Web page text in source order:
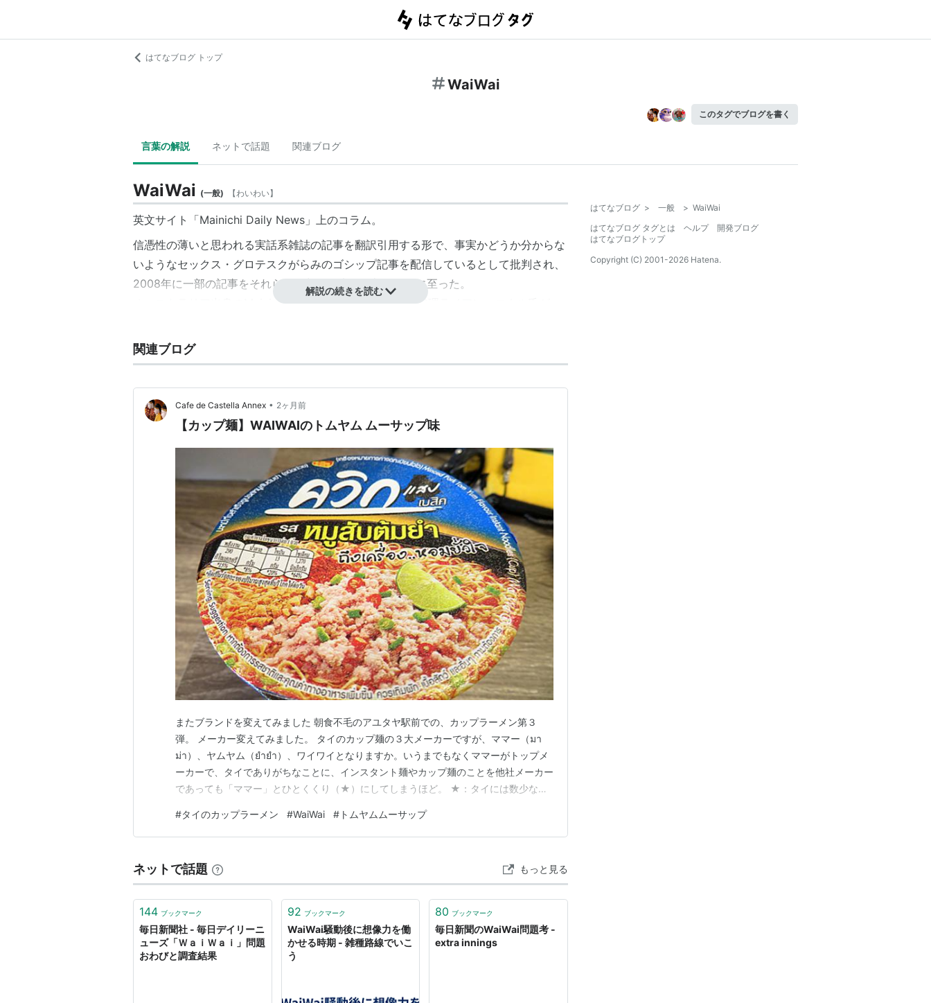
はてなブログ トップ
WaiWai
このタグでブログを書く
言葉の解説 ネットで話題 関連ブログ
WaiWai (一般) 【わいわい】
英文サイト「Mainichi Daily News」上のコラム。
信憑性の薄いと思われる実話系雑誌の記事を翻訳引用する形で、事実かどうか分からな
いようなセックス・グロテスクがらみのゴシップ記事を配信しているとして批判され、
2008年に一部の記事をそれらの批判に配慮して削除するに至った。
オーストラリア出身のMainichi Daily News(MDN)編集長代理
http://mdn.mainichi.jp/culture/waiwai/
http://www9.atwiki.jp/mainichiwaiwai/
2008年6月21日から22日にかけて、waiwaiは全面的に閉鎖され、最後のメッセージと
Notice
MDN readers,
Some readers pointed out that various articles published in the WaiWai
column were inappropriate content for the Mainichi Daily News. We
respond to this criticism by halting publication of this column. We plan
to start a column with a new concept to replace WaiWai in the future.
Thank you for your understanding.
Mainichi Daily News
との告知が掲載された。
解説の続きを読む
関連ブログ
Cafe de Castella Annex • 2ヶ月前
【カップ麺】WAIWAIのトムヤム ムーサップ味
またブランドを変えてみました 朝食不毛のアユタヤ駅前での、カップラーメン第３
弾。 メーカー変えてみました。 タイのカップ麺の３大メーカーですが、ママー（มา
ม่า）、ヤムヤム（ยำยำ）、ワイワイとなりますか。いうまでもなくママーがトップメ
ーカーで、タイでありがちなことに、インスタント麺やカップ麺のことを他社メーカー
であっても「ママー」とひとくくり（★）にしてしまうほど。 ★：タイには数少ない
ます。ですが、圧倒的なのはセブンイレブンであって、コンビニエンスストアのことは
「セーウェン（セブン）」でひとくくりでございます…
#タイのカップラーメン #WaiWai # トムヤムムーサップ
ネットで話題 もっと見る
144 ブックマーク
毎日新聞社 - 毎日デイリーニ
ューズ「ＷａｉＷａｉ」問題
おわびと調査結果
92 ブックマーク
WaiWai騒動後に想像力を働
かせる時期 - 雑種路線でいこ
う
80 ブックマーク
毎日新聞のWaiWai問題考 -
extra innings
はてなブログ > 一般 > WaiWai
はてなブログ タグとは
ヘルプ
開発ブログ
はてなブログトップ
Copyright (C) 2001-2026 Hatena.